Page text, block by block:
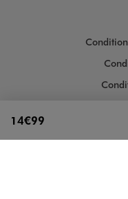
14€99
Politique